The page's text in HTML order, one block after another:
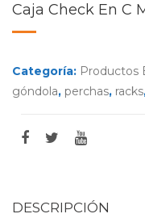
Caja Check En C
Categoría: Productos
góndola, perchas, racks
DESCRIPCIÓN